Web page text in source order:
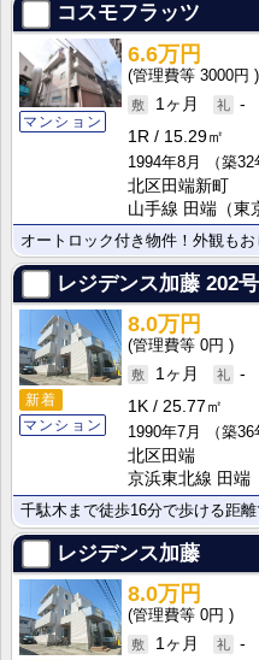
コスモフラッツ
マンション
6.6万円
3000円
1ヶ月
-
1R
15.29㎡
1994年8月
（築32
北区田端新町
山手線 田端（東
レジデンス加藤 202
新着
マンション
8.0万円
0円
1ヶ月
-
1K
25.77㎡
1990年7月
（築36
北区田端
京浜東北線 田端
千駄木まで徒歩16分で歩ける距離
レジデンス加藤
8.0万円
0円
1ヶ月
-